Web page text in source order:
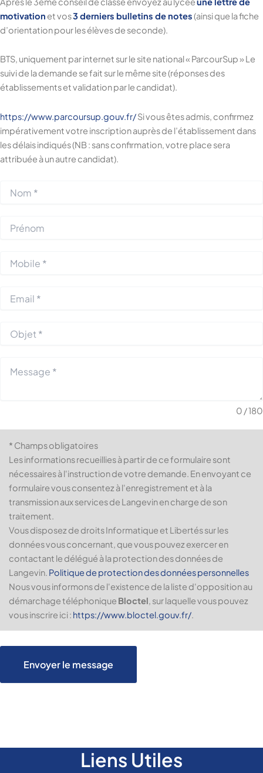
motivation et vos3 derniers bulletins de notes(ainsi que la fiche
d’orientation pour les élèves de seconde).
BTS, uniquement par internet sur le site national « ParcourSup » Le
suivi de la demande se fait sur le même site (réponses des
établissements et validation par le candidat).
https://www.parcoursup.gouv.fr/Si vous êtes admis, confirmez
impérativement votre inscription auprès de l’établissement dans
les délais indiqués (NB : sans confirmation, votre place sera
attribuée à un autre candidat).
0 / 180
* Champs obligatoires
Les informations recueillies à partir de ce formulaire sont
nécessaires à l'instruction de votre demande. En envoyant ce
formulaire vous consentez à l'enregistrement et à la
transmission aux services de Langevin en charge de son
traitement.
Vous disposez de droits Informatique et Libertés sur les
données vous concernant, que vous pouvez exercer en
contactant le délégué à la protection des données de
Langevin. Politique de protection des données personnelles
Nous vous informons de l'existence de la liste d'opposition au
démarchage téléphonique Bloctel, sur laquelle vous pouvez
vous inscrire ici : https://www.bloctel.gouv.fr/.
Envoyer le message
Liens Utiles